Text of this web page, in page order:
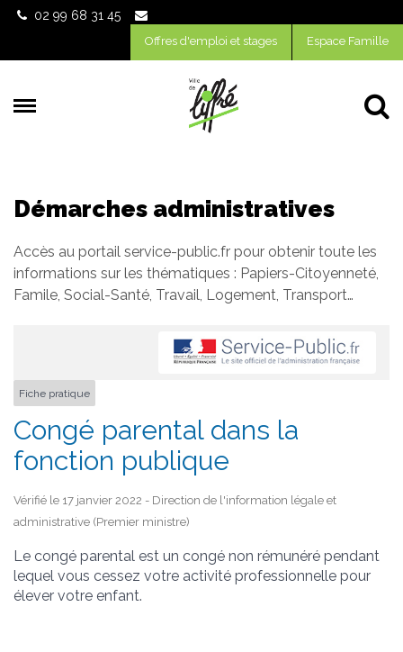
Gestion des traceurs
02 99 68 31 45
Offres d'emploi et stages Espace Famille
Démarches administratives
Accès au portail service-public.fr pour obtenir toute les
informations sur les thématiques : Papiers-Citoyenneté,
Famile, Social-Santé, Travail, Logement, Transport…
Fiche pratique
Congé parental dans la
fonction publique
Vérifié le 17 janvier 2022 - Direction de l'information légale et
administrative (Premier ministre)
Le congé parental est un congé non rémunéré pendant
lequel vous cessez votre activité professionnelle pour
élever votre enfant.